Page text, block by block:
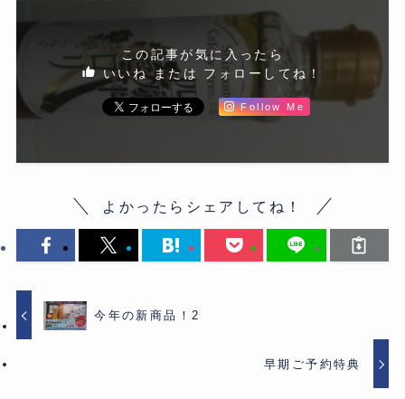
この記事が気に入ったら
いいね または フォローしてね！
Follow Me
よかったらシェアしてね！
今年の新商品！2
早期ご予約特典